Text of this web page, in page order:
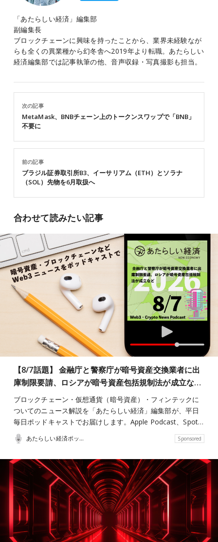
「あたらしい経済」編集部
副編集長
ブロックチェーンに興味を持ったことから、業界未経験なが
らも全くの異業種から幻冬舎へ2019年より転職。あたらしい
経済編集部では記事執筆の他、音声収録・写真撮影も担当。
前の記事
ブラジル証券取引所B3、イーサリアム（ETH）とソラナ
（SOL）先物を6月取扱へ
次の記事
MetaMask、BNBチェーン上のトークンスワップで「BNB」
不要に
合わせて読みたい記事
【8/7話題】 金融庁と警察庁が暗号資産交換業者に出
庫制限要請、ロシアが暗号資産包括規制法が成立な…
ブロックチェーン・仮想通貨（暗号資産）・フィンテックに
ついてのニュース解説を「あたらしい経済」編集部が、平日
毎日ポッドキャストでお届けします。Apple Podcast、Spot…
あたらしい経済ポッドキャスト Sponsored